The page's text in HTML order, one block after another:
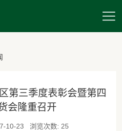
第三季度表彰会暨第四
会隆重召开
10-23 浏览次数: 25